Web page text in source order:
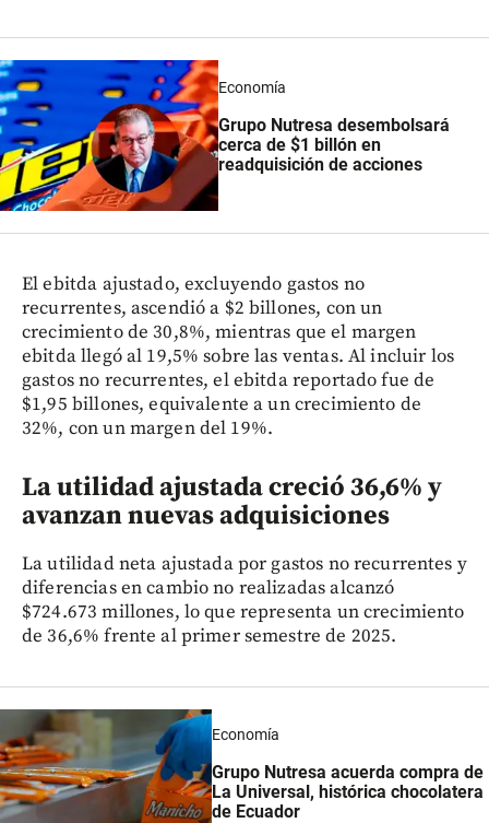
Economía
Grupo Nutresa desembolsará
cerca de $1 billón en
readquisición de acciones
El ebitda ajustado, excluyendo gastos no
recurrentes, ascendió a $2 billones, con un
crecimiento de 30,8%, mientras que el margen
ebitda llegó al 19,5% sobre las ventas. Al incluir los
gastos no recurrentes, el ebitda reportado fue de
$1,95 billones, equivalente a un crecimiento de
32%, con un margen del 19%.
La utilidad ajustada creció 36,6% y
avanzan nuevas adquisiciones
La utilidad neta ajustada por gastos no recurrentes y
diferencias en cambio no realizadas alcanzó
$724.673 millones, lo que representa un crecimiento
de 36,6% frente al primer semestre de 2025.
Economía
Grupo Nutresa acuerda compra de
La Universal, histórica chocolatera
de Ecuador